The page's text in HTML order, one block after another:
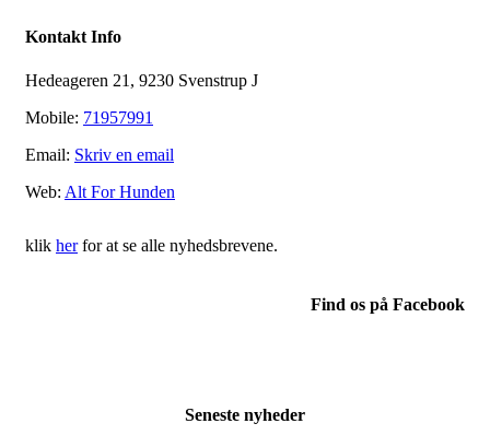
Kontakt Info
Hedeageren 21, 9230 Svenstrup J
Mobile: 71957991
Email: Skriv en email
Web: Alt For Hunden
klik herfor at se alle nyhedsbrevene.
Find os på Facebook
Seneste nyheder